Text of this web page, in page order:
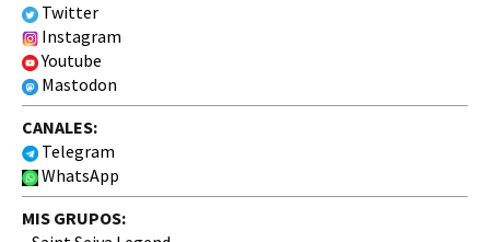
Twitter
Instagram
Youtube
Mastodon
CANALES:
Telegram
WhatsApp
MIS GRUPOS: